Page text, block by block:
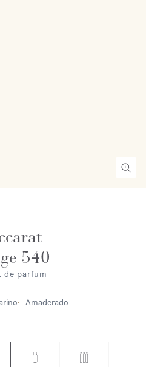
540
de parfum
Amaderado